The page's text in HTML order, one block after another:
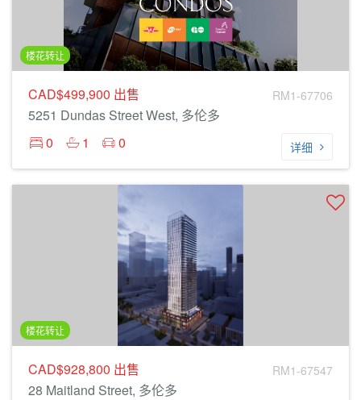
楼花转让
CAD$499,900 出售 RM1-67706
5251 Dundas Street West, 多伦多
0
1 0 详细
楼花转让
CAD$928,800 出售 RM1-67547
28 Maitland Street, 多伦多